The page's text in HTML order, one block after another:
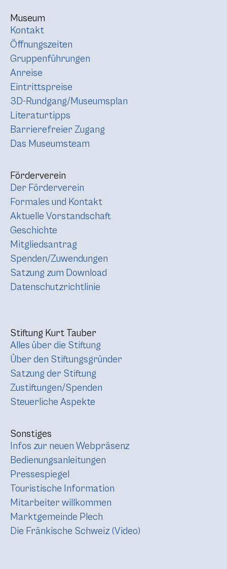
Museum
Kontakt
Öffnungszeiten
Gruppenführungen
Anreise
Eintrittspreise
3D-Rundgang/Museumsplan
Literaturtipps
Barrierefreier Zugang
Das Museumsteam
Förderverein
Der Förderverein
Formales und Kontakt
Aktuelle Vorstandschaft
Geschichte
Mitgliedsantrag
Spenden/Zuwendungen
Satzung zum Download
Datenschutzrichtlinie
Stiftung Kurt Tauber
Alles über die Stiftung
Über den Stiftungsgründer
Satzung der Stiftung
Zustiftungen/Spenden
Steuerliche Aspekte
Sonstiges
Infos zur neuen Webpräsenz
Bedienungsanleitungen
Pressespiegel
Touristische Information
Mitarbeiter willkommen
Marktgemeinde Plech
Die Fränkische Schweiz (Video)